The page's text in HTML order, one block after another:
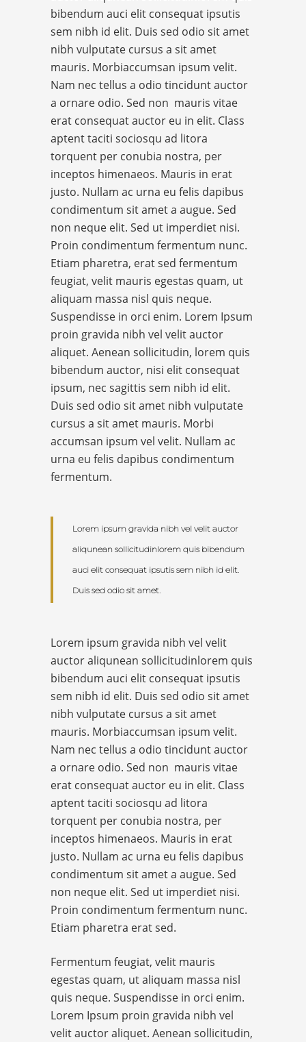
bibendum auci elit consequat ipsutis
sem nibh id elit. Duis sed odio sit amet
nibh vulputate cursus a sit amet
mauris. Morbiaccumsan ipsum velit.
Nam nec tellus a odio tincidunt auctor
a ornare odio. Sed non mauris vitae
erat consequat auctor eu in elit. Class
aptent taciti sociosqu ad litora
torquent per conubia nostra, per
inceptos himenaeos. Mauris in erat
justo. Nullam ac urna eu felis dapibus
condimentum sit amet a augue. Sed
non neque elit. Sed ut imperdiet nisi.
Proin condimentum fermentum nunc.
Etiam pharetra, erat sed fermentum
feugiat, velit mauris egestas quam, ut
aliquam massa nisl quis neque.
Suspendisse in orci enim. Lorem Ipsum
proin gravida nibh vel velit auctor
aliquet. Aenean sollicitudin, lorem quis
bibendum auctor, nisi elit consequat
ipsum, nec sagittis sem nibh id elit.
Duis sed odio sit amet nibh vulputate
cursus a sit amet mauris. Morbi
accumsan ipsum vel velit. Nullam ac
urna eu felis dapibus condimentum
fermentum.
Lorem ipsum gravida nibh vel velit auctor
aliqunean sollicitudinlorem quis bibendum
auci elit consequat ipsutis sem nibh id elit.
Duis sed odio sit amet.
Lorem ipsum gravida nibh vel velit
auctor aliqunean sollicitudinlorem quis
bibendum auci elit consequat ipsutis
sem nibh id elit. Duis sed odio sit amet
nibh vulputate cursus a sit amet
mauris. Morbiaccumsan ipsum velit.
Nam nec tellus a odio tincidunt auctor
a ornare odio. Sed non mauris vitae
erat consequat auctor eu in elit. Class
aptent taciti sociosqu ad litora
torquent per conubia nostra, per
inceptos himenaeos. Mauris in erat
justo. Nullam ac urna eu felis dapibus
condimentum sit amet a augue. Sed
non neque elit. Sed ut imperdiet nisi.
Proin condimentum fermentum nunc.
Etiam pharetra erat sed.
Fermentum feugiat, velit mauris
egestas quam, ut aliquam massa nisl
quis neque. Suspendisse in orci enim.
Lorem Ipsum proin gravida nibh vel
velit auctor aliquet. Aenean sollicitudin,